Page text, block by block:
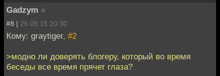
Gadzym »
#8 | 26.09.15 20:30
Кому: graytiger, #2
>модно ли доверять блогеру, который во время
беседы все время прячет глаза?